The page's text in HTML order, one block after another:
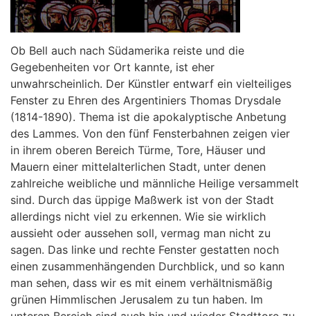
Ob Bell auch nach Südamerika reiste und die
Gegebenheiten vor Ort kannte, ist eher
unwahrscheinlich. Der Künstler entwarf ein vielteiliges
Fenster zu Ehren des Argentiniers Thomas Drysdale
(1814-1890). Thema ist die apokalyptische Anbetung
des Lammes. Von den fünf Fensterbahnen zeigen vier
in ihrem oberen Bereich Türme, Tore, Häuser und
Mauern einer mittelalterlichen Stadt, unter denen
zahlreiche weibliche und männliche Heilige versammelt
sind. Durch das üppige Maßwerk ist von der Stadt
allerdings nicht viel zu erkennen. Wie sie wirklich
aussieht oder aussehen soll, vermag man nicht zu
sagen. Das linke und rechte Fenster gestatten noch
einen zusammenhängenden Durchblick, und so kann
man sehen, dass wir es mit einem verhältnismäßig
grünen Himmlischen Jerusalem zu tun haben. Im